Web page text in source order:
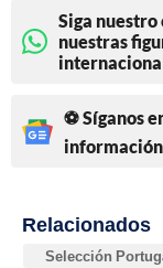
Siga
nuestras
⚽ Síganos
Relacionados
Selección